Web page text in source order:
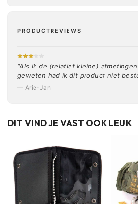
PRODUCTREVIEWS
“Als ik de (relatief kleine)
geweten had ik dit product niet
— Arie-Jan
DIT VIND JE VAST OOK LEUK